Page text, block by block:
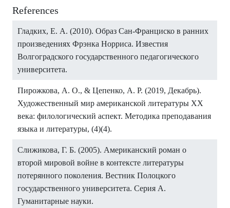
References
Гладких, Е. А. (2010). Образ Сан-Франциско в ранних
произведениях Фрэнка Норриса. Известия
Волгоградского государственного педагогического
университета.
Пирожкова, А. О., & Цепенко, А. Р. (2019, Декабрь).
Художественный мир американской литературы ХХ
века: филологический аспект. Методика преподавания
языка и литературы, (4)(4).
Слижикова, Г. Б. (2005). Американский роман о
второй мировой войне в контексте литературы
потерянного поколения. Вестник Полоцкого
государственного университета. Серия А.
Гуманитарные науки.